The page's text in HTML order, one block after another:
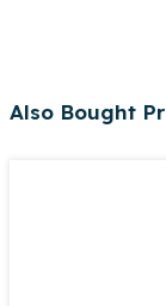
Also Bought